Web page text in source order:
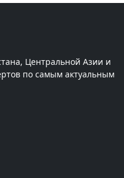
Центральной Азии и
по самым актуальным